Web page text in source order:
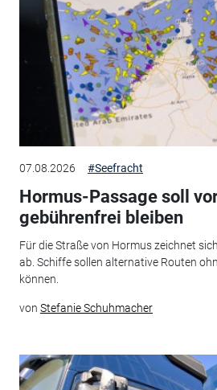
07.08.2026 #Seefracht
Hormus-Passage soll
gebührenfrei bleiben
Für die Straße von Hormus zeichnet
ab. Schiffe sollen alternative Routen
können.
von Stefanie Schuhmacher